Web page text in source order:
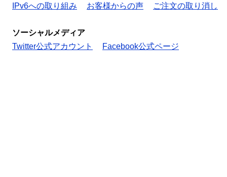
IPv6への取り組み
お客様からの声 ご注文の取り消し
ソーシャルメディア
Twitter公式アカウント
Facebook公式ページ